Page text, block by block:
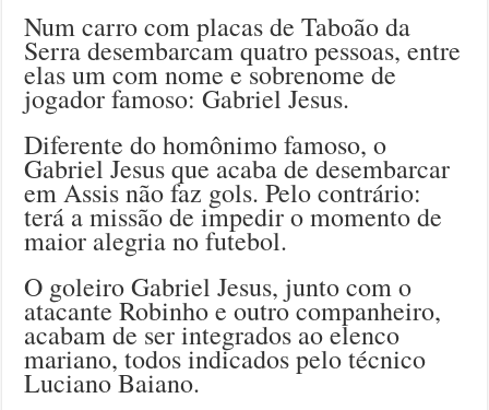
Num carro com placas de Taboão da
Serra desembarcam quatro pessoas, entre
elas um com nome e sobrenome de
jogador famoso: Gabriel Jesus.
Diferente do homônimo famoso, o
Gabriel Jesus que acaba de desembarcar
em Assis não faz gols. Pelo contrário:
terá a missão de impedir o momento de
maior alegria no futebol.
O goleiro Gabriel Jesus, junto com o
atacante Robinho e outro companheiro,
acabam de ser integrados ao elenco
mariano, todos indicados pelo técnico
Luciano Baiano.